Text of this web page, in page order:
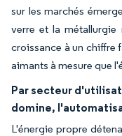
sur les marchés
verre et la métallurgie
croissance à un chiffre
aimants à mesure que
Par secteur
domine,
L'énergie propre